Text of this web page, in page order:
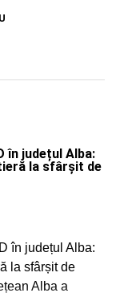
în județul Alba:
la sfârșit de
în județul Alba:
la sfârșit de
Alba a